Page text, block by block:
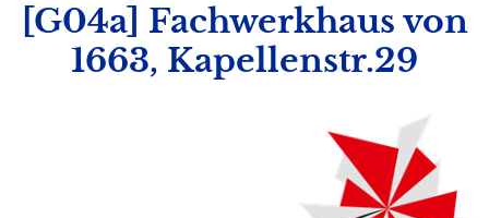
[G04a] Fachwerkhaus von
1663, Kapellenstr.29